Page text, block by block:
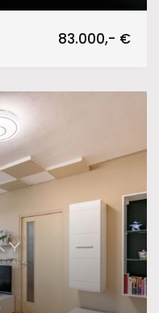
83.000,- €